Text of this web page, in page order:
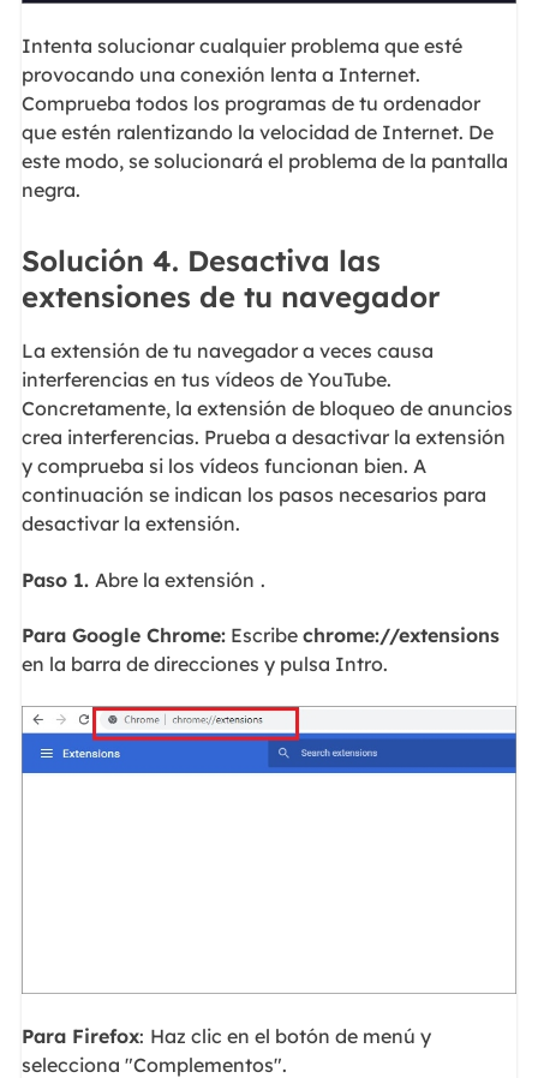
Intenta solucionar cualquier problema que esté
provocando una conexión lenta a Internet.
Comprueba todos los programas de tu ordenador
que estén ralentizando la velocidad de Internet. De
este modo, se solucionará el problema de la pantalla
negra.
Solución 4. Desactiva las
extensiones de tu navegador
La extensión de tu navegador a veces causa
interferencias en tus vídeos de YouTube.
Concretamente, la extensión de bloqueo de anuncios
crea interferencias. Prueba a desactivar la extensión
y comprueba si los vídeos funcionan bien. A
continuación se indican los pasos necesarios para
desactivar la extensión.
Paso 1. Abre la extensión .
Para Google Chrome:Escribe chrome://extensions
en la barra de direcciones y pulsa Intro.
Para Firefox: Haz clic en el botón de menú y
selecciona "Complementos".